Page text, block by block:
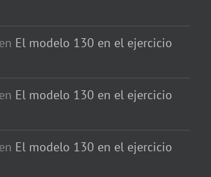
en El modelo 130 en el ejercicio
en El modelo 130 en el ejercicio
en El modelo 130 en el ejercicio